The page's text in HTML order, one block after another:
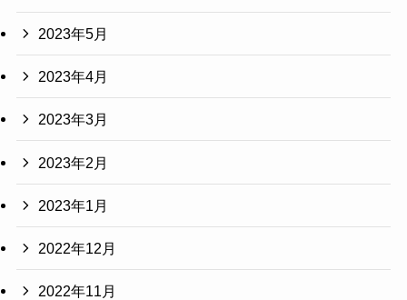
2023年5月
2023年4月
2023年3月
2023年2月
2023年1月
2022年12月
2022年11月